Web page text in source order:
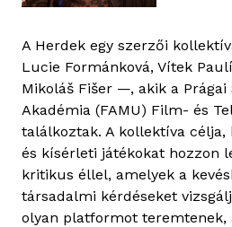
A Herdek egy szerzői
Lucie Formánková, Vítek
Mikoláš Fišer —, akik a Prágai
Akadémia (FAMU) Film- és
találkoztak. A kollektíva
és kísérleti játékokat hozzon
kritikus éllel, amelyek a
társadalmi kérdéseket
olyan platformot teremtenek,